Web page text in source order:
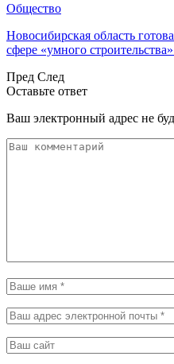
Общество
Новосибирская область
сфере «умного
Пред След
Оставьте ответ
Ваш электронный адрес не